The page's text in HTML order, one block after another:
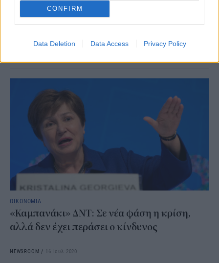
CONFIRM
Data Deletion Data Access Privacy Policy
Σύμβουλοι μάνατζμεντ: Πόσο βλέπουν να
ΟΙΚΟΝΟΜΙΑ
«Καμπανάκι» ΔΝΤ: Σε νέα φάση η κρίση,
αλλά δεν έχει περάσει ο κίνδυνος
NEWSROOM / 16 Ιουλ 2020